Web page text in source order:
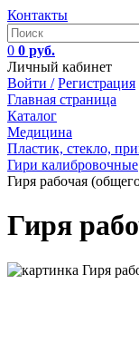
Контакты
0 0 руб.
Личный кабинет
Войти / Регистрация
Главная страница
Каталог
Медицина
Пластик, стекло,
Гири калибровочные
Гиря рабочая
Гиря